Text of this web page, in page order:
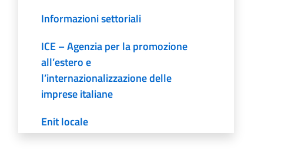
Informazioni settoriali
ICE – Agenzia per la promozione
all’estero e
l’internazionalizzazione delle
imprese italiane
Enit locale